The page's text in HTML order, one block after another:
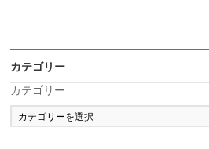
カテゴリー
カテゴリー